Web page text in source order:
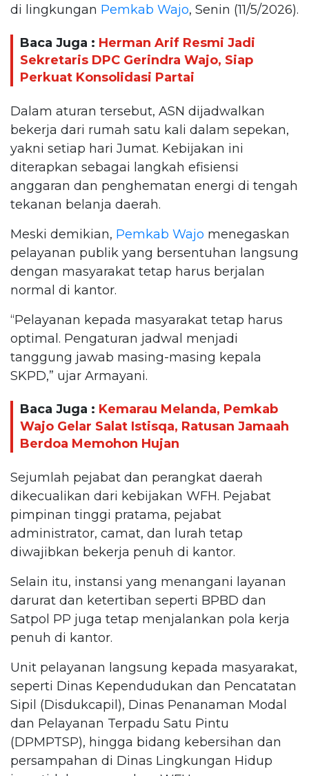
di lingkungan Pemkab Wajo, Senin (11/5/2026).
Baca Juga : Herman Arif Resmi Jadi
Sekretaris DPC Gerindra Wajo, Siap
Perkuat Konsolidasi Partai
Dalam aturan tersebut, ASN dijadwalkan
bekerja dari rumah satu kali dalam sepekan,
yakni setiap hari Jumat. Kebijakan ini
diterapkan sebagai langkah efisiensi
anggaran dan penghematan energi di tengah
tekanan belanja daerah.
Meski demikian, Pemkab Wajo menegaskan
pelayanan publik yang bersentuhan langsung
dengan masyarakat tetap harus berjalan
normal di kantor.
“Pelayanan kepada masyarakat tetap harus
optimal. Pengaturan jadwal menjadi
tanggung jawab masing-masing kepala
SKPD,” ujar Armayani.
Baca Juga : Kemarau Melanda, Pemkab
Wajo Gelar Salat Istisqa, Ratusan Jamaah
Berdoa Memohon Hujan
Sejumlah pejabat dan perangkat daerah
dikecualikan dari kebijakan WFH. Pejabat
pimpinan tinggi pratama, pejabat
administrator, camat, dan lurah tetap
diwajibkan bekerja penuh di kantor.
Selain itu, instansi yang menangani layanan
darurat dan ketertiban seperti BPBD dan
Satpol PP juga tetap menjalankan pola kerja
penuh di kantor.
Unit pelayanan langsung kepada masyarakat,
seperti Dinas Kependudukan dan Pencatatan
Sipil (Disdukcapil), Dinas Penanaman Modal
dan Pelayanan Terpadu Satu Pintu
(DPMPTSP), hingga bidang kebersihan dan
persampahan di Dinas Lingkungan Hidup